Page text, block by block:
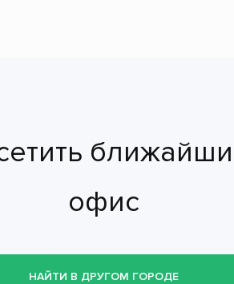
офис
НАЙТИ В ДРУГОМ ГОРОДЕ